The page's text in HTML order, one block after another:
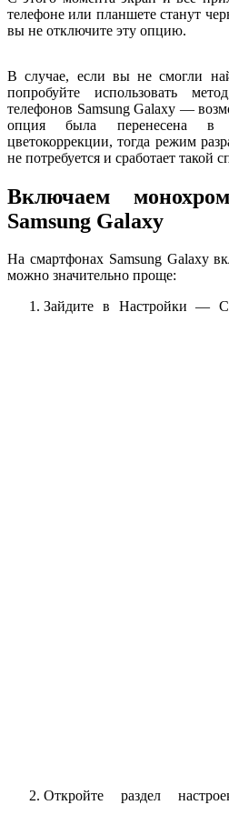
телефоне или планшете станут
вы не отключите эту опцию.
В случае, если вы не смогли
попробуйте использовать
телефонов Samsung Galaxy —
опция была перенесена в
цветокоррекции, тогда режим
не потребуется и сработает такой
Включаем
Samsung Galaxy
На смартфонах Samsung Galaxy
можно значительно проще:
Зайдите в Настройки —
Откройте раздел